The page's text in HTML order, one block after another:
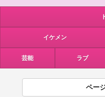
イケメン
芸能 ラブ
ペー